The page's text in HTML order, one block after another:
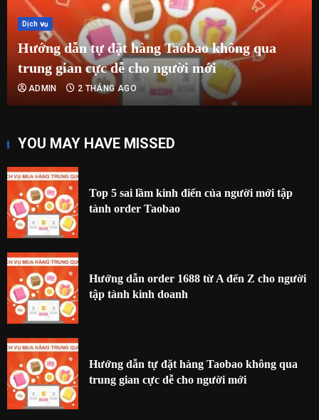
Dịch vụ
Hướng dẫn tự đặt hàng Taobao không qua
trung gian cực dễ cho người mới
ADMIN 2 THÁNG AGO
YOU MAY HAVE MISSED
Top 5 sai lầm kinh điển của người mới tập
tành order Taobao
Hướng dẫn order 1688 từ A đến Z cho người
tập tành kinh doanh
Hướng dẫn tự đặt hàng Taobao không qua
trung gian cực dễ cho người mới